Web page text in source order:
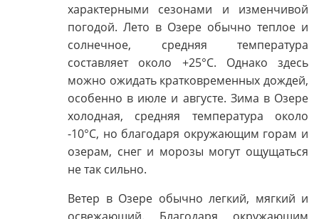
характерными сезонами и изменчивой
погодой. Лето в Озере обычно теплое и
солнечное, средняя температура
составляет около +25°C. Однако здесь
можно ожидать кратковременных дождей,
особенно в июле и августе. Зима в Озере
холодная, средняя температура около
-10°C, но благодаря окружающим горам и
озерам, снег и морозы могут ощущаться
не так сильно.
Ветер в Озере обычно легкий, мягкий и